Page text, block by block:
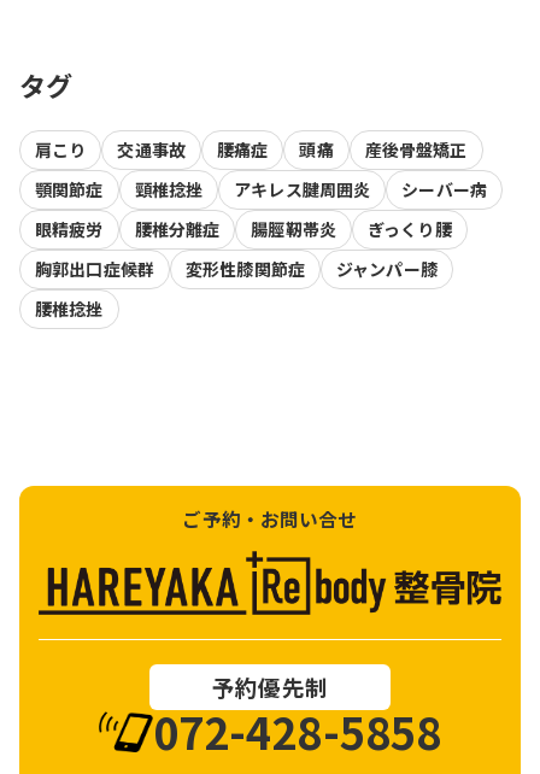
タグ
肩こり 交通事故 腰痛症 頭痛
産後骨盤矯正
顎関節症
頸椎捻挫 アキレス腱周囲炎
シーバー病
眼精疲労
腰椎分離症 腸脛靭帯炎
ぎっくり腰
胸郭出口症候群
変形性膝関節症
ジャンパー膝
腰椎捻挫
ご予約・お問い合せ
予約優先制
072-428-5858